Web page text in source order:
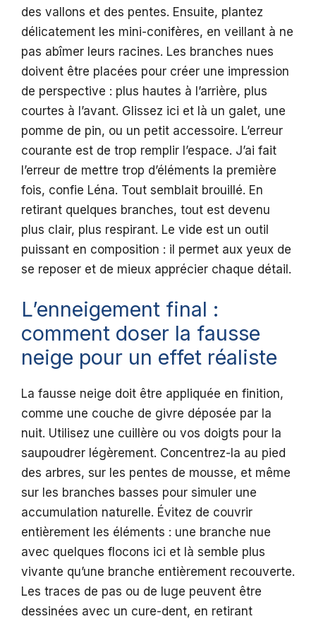
des vallons et des pentes. Ensuite, plantez
délicatement les mini-conifères, en veillant à ne
pas abîmer leurs racines. Les branches nues
doivent être placées pour créer une impression
de perspective : plus hautes à l’arrière, plus
courtes à l’avant. Glissez ici et là un galet, une
pomme de pin, ou un petit accessoire. L’erreur
courante est de trop remplir l’espace. J’ai fait
l’erreur de mettre trop d’éléments la première
fois, confie Léna. Tout semblait brouillé. En
retirant quelques branches, tout est devenu
plus clair, plus respirant. Le vide est un outil
puissant en composition : il permet aux yeux de
se reposer et de mieux apprécier chaque détail.
L’enneigement final :
comment doser la fausse
neige pour un effet réaliste
La fausse neige doit être appliquée en finition,
comme une couche de givre déposée par la
nuit. Utilisez une cuillère ou vos doigts pour la
saupoudrer légèrement. Concentrez-la au pied
des arbres, sur les pentes de mousse, et même
sur les branches basses pour simuler une
accumulation naturelle. Évitez de couvrir
entièrement les éléments : une branche nue
avec quelques flocons ici et là semble plus
vivante qu’une branche entièrement recouverte.
Les traces de pas ou de luge peuvent être
dessinées avec un cure-dent, en retirant